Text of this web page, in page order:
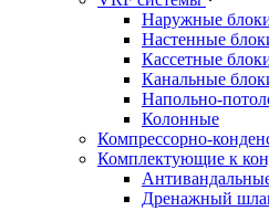
Наружные
Настенные
Кассетные
Канальные
Напольно-
Колонные
Компрессорно-
Комплектующие к
Дренажный